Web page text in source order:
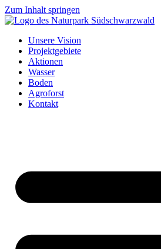
Zum Inhalt springen
Unsere Vision
Projektgebiete
Aktionen
Wasser
Boden
Agroforst
Kontakt